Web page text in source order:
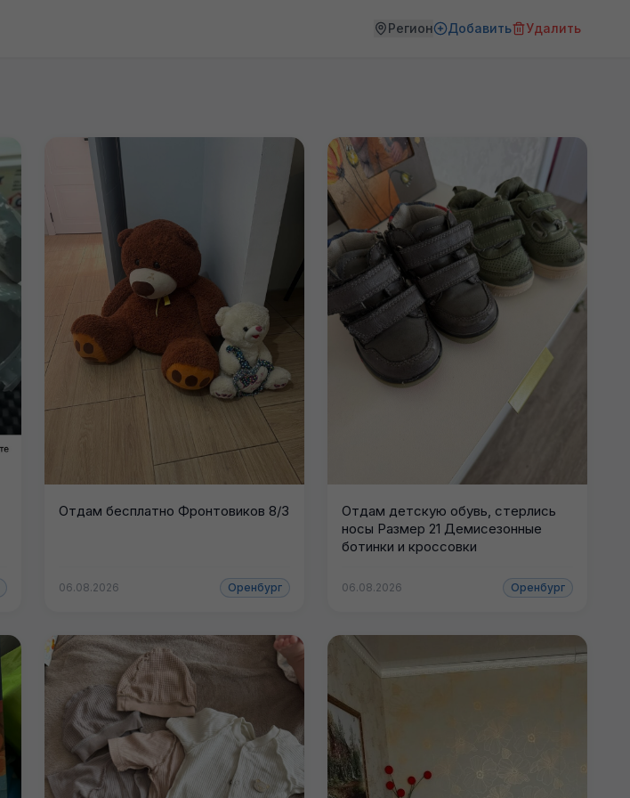
Регион Добавить Удалить
Отдам бесплатно Фронтовиков 8/3
06.08.2026 Оренбург
Отдам детскую обувь, стерлись
носы Размер 21 Демисезонные
ботинки и кроссовки
06.08.2026 Оренбург